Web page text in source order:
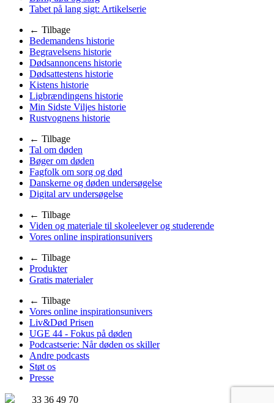
Tabet på lang sigt: Artikelserie
← Tilbage
Bedemandens historie
Begravelsens historie
Dødsannoncens historie
Dødsattestens historie
Kistens historie
Ligbrændingens historie
Min Sidste Viljes historie
Rustvognens historie
← Tilbage
Tal om døden
Bøger om døden
Fagfolk om sorg og død
Danskerne og døden undersøgelse
Digital arv undersøgelse
← Tilbage
Viden og materiale til skoleelever og studerende
Vores online inspirationsunivers
← Tilbage
Produkter
Gratis materialer
← Tilbage
Vores online inspirationsunivers
Liv&Død Prisen
UGE 44 - Fokus på døden
Podcastserie: Når døden os skiller
Andre podcasts
Støt os
Presse
33 36 49 70